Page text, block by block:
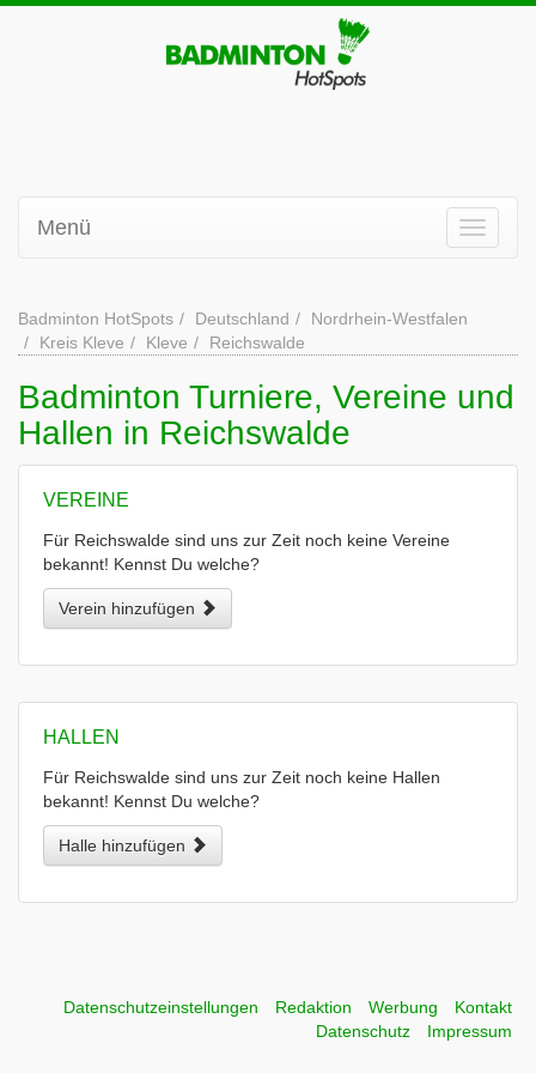
Menü
Badminton HotSpots Deutschland
Nordrhein-Westfalen
Kreis Kleve
Kleve Reichswalde
Badminton Turniere, Vereine und
Hallen in Reichswalde
VEREINE
Für Reichswalde sind uns zur Zeit noch keine Vereine
bekannt! Kennst Du welche?
Verein hinzufügen
HALLEN
Für Reichswalde sind uns zur Zeit noch keine Hallen
bekannt! Kennst Du welche?
Halle hinzufügen
Datenschutzeinstellungen Redaktion Werbung
Kontakt
Datenschutz
Impressum